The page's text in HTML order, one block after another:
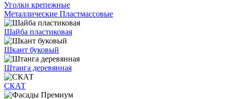
Уголки крепежные
Металлические Пластмассовые
Шайба пластиковая
Шкант буковый
Штанга деревянная
СКАТ